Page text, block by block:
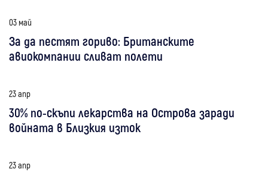
03 май
За да пестят гориво: Британските
авиокомпании сливат полети
23 апр
30% по-скъпи лекарства на Острова заради
войната в Близкия изток
23 апр